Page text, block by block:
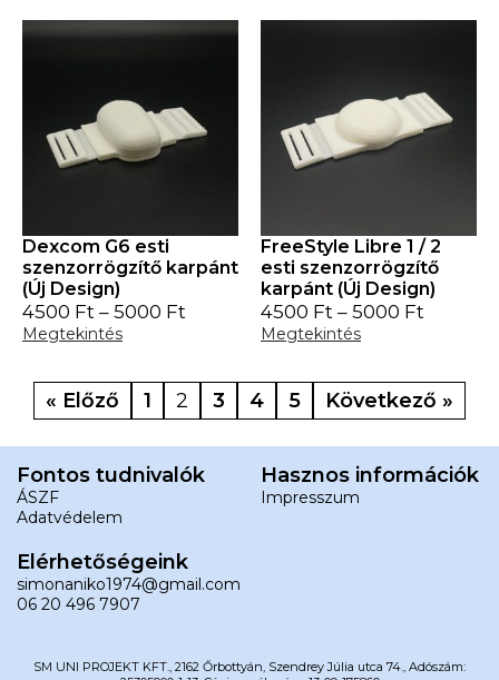
Dexcom G6 esti
szenzorrögzítő karpánt
(Új Design)
4500 Ft – 5000 Ft
Megtekintés
FreeStyle Libre 1 / 2
esti szenzorrögzítő
karpánt (Új Design)
4500 Ft – 5000 Ft
Megtekintés
« Előző 1 2 3 4 5 Következő »
Fontos tudnivalók
ÁSZF
Adatvédelem
Hasznos információk
Impresszum
Elérhetőségeink
simonaniko1974@gmail.com
06 20 496 7907
SM UNI PROJEKT KFT., 2162 Őrbottyán, Szendrey Júlia utca 74., Adószám: